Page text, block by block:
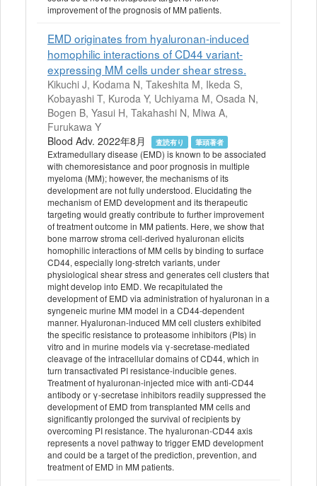
improvement of the prognosis of MM patients.
EMD originates from hyaluronan-induced
homophilic interactions of CD44 variant-
expressing MM cells under shear stress.
Kikuchi J, Kodama N, Takeshita M, Ikeda S,
Kobayashi T, Kuroda Y, Uchiyama M, Osada N,
Bogen B, Yasui H, Takahashi N, Miwa A,
Furukawa Y
Blood Adv. 2022年8月
査読有り 筆頭著者
Extramedullary disease (EMD) is known to be associated
with chemoresistance and poor prognosis in multiple
myeloma (MM); however, the mechanisms of its
development are not fully understood. Elucidating the
mechanism of EMD development and its therapeutic
targeting would greatly contribute to further improvement
of treatment outcome in MM patients. Here, we show that
bone marrow stroma cell-derived hyaluronan elicits
homophilic interactions of MM cells by binding to surface
CD44, especially long-stretch variants, under
physiological shear stress and generates cell clusters that
might develop into EMD. We recapitulated the
development of EMD via administration of hyaluronan in a
syngeneic murine MM model in a CD44-dependent
manner. Hyaluronan-induced MM cell clusters exhibited
the specific resistance to proteasome inhibitors (PIs) in
vitro and in murine models via γ-secretase-mediated
cleavage of the intracellular domains of CD44, which in
turn transactivated PI resistance-inducible genes.
Treatment of hyaluronan-injected mice with anti-CD44
antibody or γ-secretase inhibitors readily suppressed the
development of EMD from transplanted MM cells and
significantly prolonged the survival of recipients by
overcoming PI resistance. The hyaluronan-CD44 axis
represents a novel pathway to trigger EMD development
and could be a target of the prediction, prevention, and
treatment of EMD in MM patients.